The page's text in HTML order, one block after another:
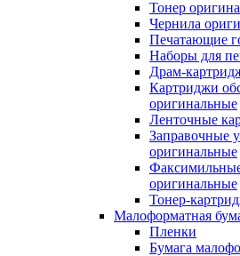
Тонер
Чернила
Печатающие
Наборы для
Драм-
Картриджи
оригинальные
Ленточные
Заправочные
оригинальные
оригинальные
Тонер-
Малоформатная
Пленки
Бумага